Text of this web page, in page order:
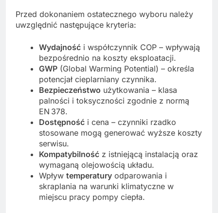
Przed dokonaniem ostatecznego wyboru należy
uwzględnić następujące kryteria:
Wydajność i współczynnik COP – wpływają
bezpośrednio na koszty eksploatacji.
GWP (Global Warming Potential) – określa
potencjał cieplarniany czynnika.
Bezpieczeństwo użytkowania – klasa
palności i toksyczności zgodnie z normą
EN 378.
Dostępność i cena – czynniki rzadko
stosowane mogą generować wyższe koszty
serwisu.
Kompatybilność z istniejącą instalacją oraz
wymaganą olejowością układu.
Wpływ temperatury odparowania i
skraplania na warunki klimatyczne w
miejscu pracy pompy ciepła.